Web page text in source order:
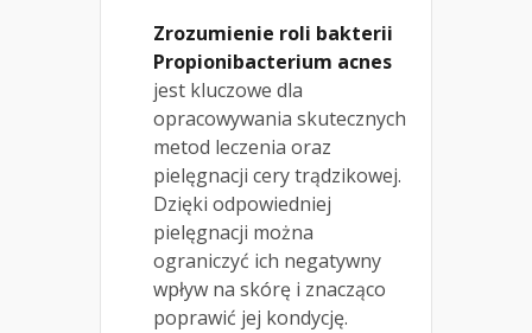
Zrozumienie roli bakterii
Propionibacterium acnes
jest kluczowe dla
opracowywania skutecznych
metod leczenia oraz
pielęgnacji cery trądzikowej.
Dzięki odpowiedniej
pielęgnacji można
ograniczyć ich negatywny
wpływ na skórę i znacząco
poprawić jej kondycję.